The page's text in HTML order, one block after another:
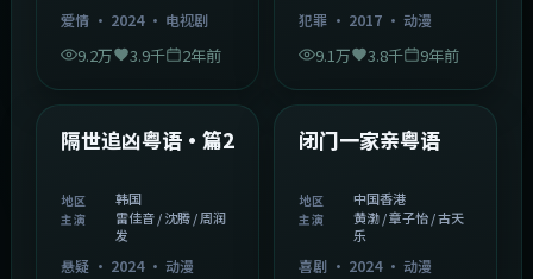
爱情· 2024· 电视剧
9.2万 3.9千 2年前
犯罪· 2017· 动漫
9.1万 3.8千 9年前
精选
隔世追凶粤语·篇2
地区 韩国
主演
雷佳音 / 沈腾 / 周润
发
悬疑· 2024· 动漫
精选
闭门一家亲粤语
地区 中国香港
主演
黄渤 / 章子怡 / 古天
乐
喜剧· 2024· 动漫